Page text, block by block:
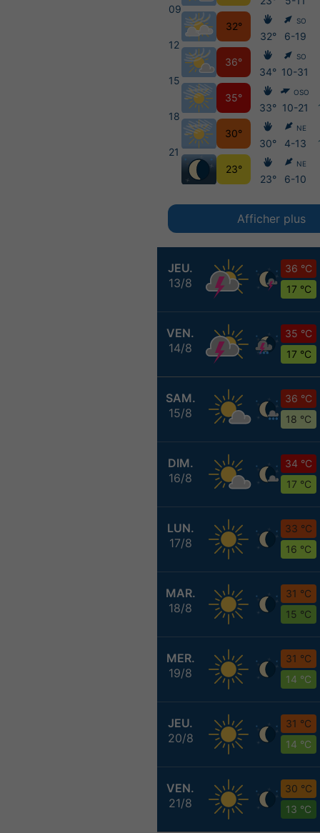
JEU.
13/8
36 °C
17 °C
VEN.
14/8
35 °C
17 °C
SAM.
15/8
36 °C
18 °C
DIM.
16/8
34 °C
17 °C
LUN.
17/8
33 °C
16 °C
MAR.
18/8
31 °C
15 °C
MER.
19/8
31 °C
14 °C
JEU.
20/8
31 °C
14 °C
VEN.
21/8
30 °C
13 °C
09
12
15
18
21
32°
36°
35°
30°
23°
32°
34°
33°
30°
23°
SO
6-19
SO
10-31
OSO
10-21
NE
4-13
NE
6-10
Afficher plus